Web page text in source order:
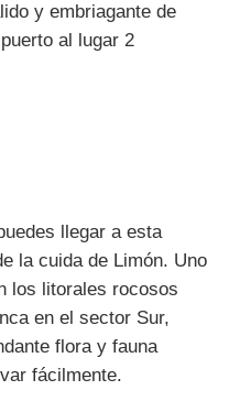
y embriagante de
al lugar 2
llegar a esta
la cuida de Limón. Uno
los litorales rocosos
en el sector Sur,
flora y fauna
fácilmente.